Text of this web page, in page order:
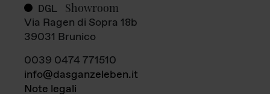
DGL Showroom
Via Ragen di Sopra 18b
39031 Brunico
0039 0474 771510
info@dasganzeleben.it
Note legali